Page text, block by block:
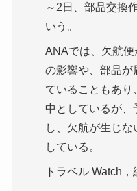
～2日、部品交換
いう。
ANAでは、欠航
の影響や、部品が
ていることもあり
中としているが、
し、欠航が生じ
している。
トラベル Watch